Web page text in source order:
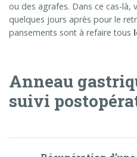
ou des agrafes. Dans ce cas-là,
quelques jours après pour le
pansements sont à refaire tous
Anneau
suivi